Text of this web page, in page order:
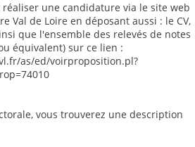
réaliser une candidature via le site web
Val de Loire en déposant aussi : le CV,
que l'ensemble des relevés de notes
équivalent) sur ce lien :
as/ed/voirproposition.pl?
vous trouverez une description